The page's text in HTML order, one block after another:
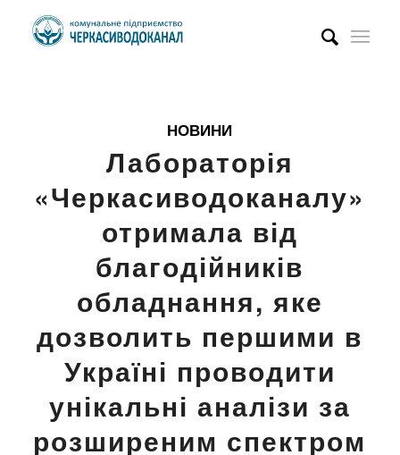
НОВИНИ
Лабораторія
«Черкасиводоканалу»
отримала від
благодійників
обладнання, яке
дозволить першими в
Україні проводити
унікальні аналізи за
розширеним спектром